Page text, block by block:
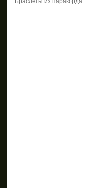
Браслеты из паракорда